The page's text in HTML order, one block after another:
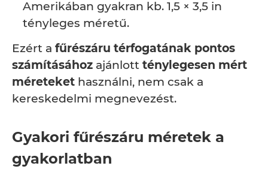
Amerikában gyakran kb. 1,5 × 3,5 in
tényleges méretű.
Ezért a fűrészáru térfogatának pontos
számításához ajánlott ténylegesen mért
méreteket használni, nem csak a
kereskedelmi megnevezést.
Gyakori fűrészáru méretek a
gyakorlatban